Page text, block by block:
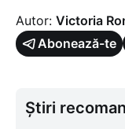
Autor: Victoria
Abonează-te
Știri